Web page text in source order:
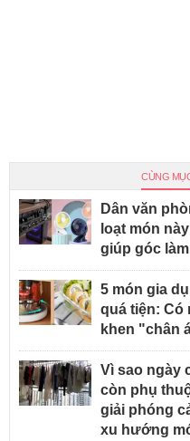
CÙNG
Dân văn
loạt món
giúp góc
5 món gia
quá tiện: Có
khen "chân
Vì sao ngày
còn phụ
giải phóng
xu hướng